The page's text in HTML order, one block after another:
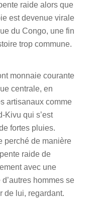
raide alors que
est devenue virale
du Congo, une fin
trop commune.
monnaie courante
centrale, en
artisanaux comme
Kivu qui s’est
fortes pluies.
perché de manière
raide de
avec une
hommes se
de lui, regardant.